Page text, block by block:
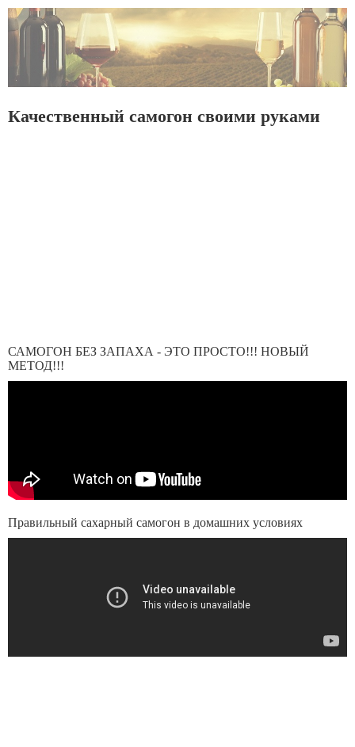
Качественный самогон своими руками
САМОГОН БЕЗ ЗАПАХА - ЭТО ПРОСТО!!! НОВЫЙ
МЕТОД!!!
Правильный сахарный самогон в домашних условиях